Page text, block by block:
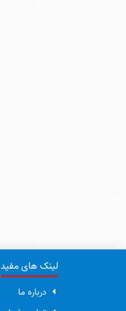
لینک های مفید
درباره ما